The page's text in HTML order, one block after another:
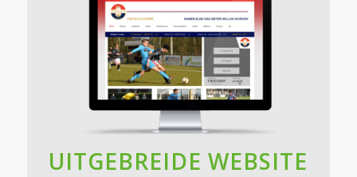
UITGEBREIDE WEBSITE